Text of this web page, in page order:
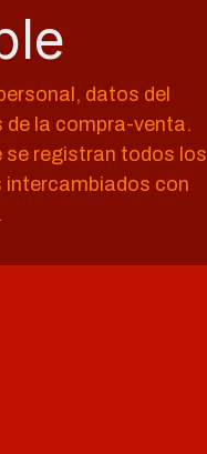
datos del
de la compra-venta.
se registran todos los
con